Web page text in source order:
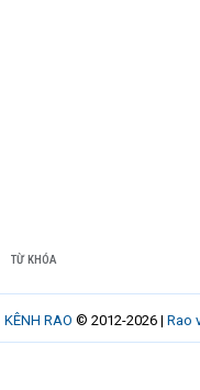
TỪ KHÓA
KÊNH RAO © 2012-2026 | Rao